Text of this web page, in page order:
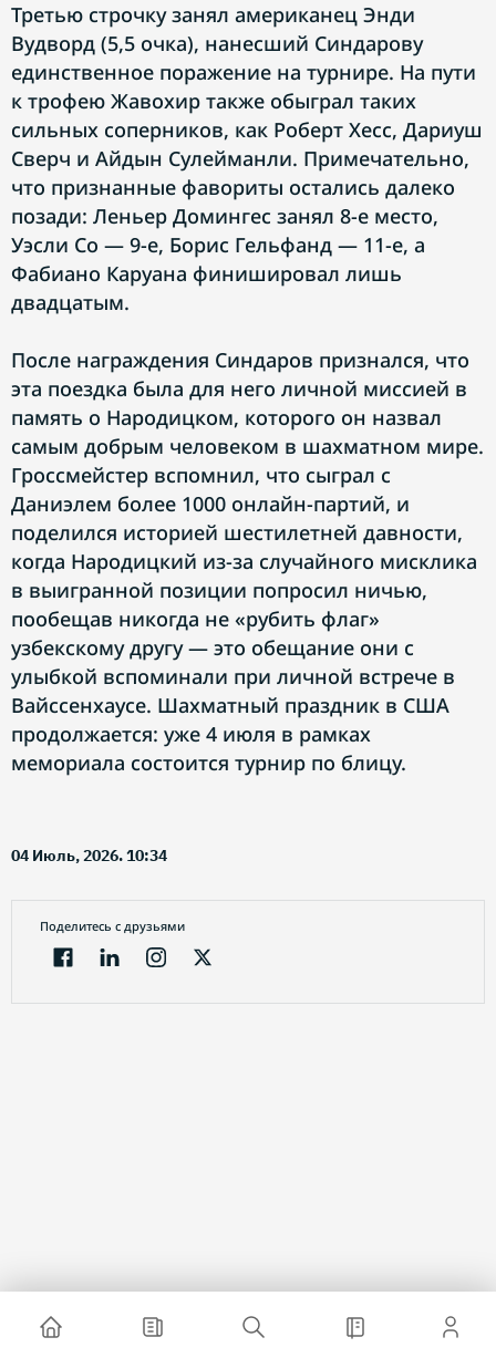
Третью строчку занял американец Энди
Вудворд (5,5 очка), нанесший Синдарову
единственное поражение на турнире. На пути
к трофею Жавохир также обыграл таких
сильных соперников, как Роберт Хесс, Дариуш
Сверч и Айдын Сулейманли. Примечательно,
что признанные фавориты остались далеко
позади: Леньер Домингес занял 8-е место,
Уэсли Со — 9-е, Борис Гельфанд — 11-е, а
Фабиано Каруана финишировал лишь
двадцатым.
После награждения Синдаров признался, что
эта поездка была для него личной миссией в
память о Народицком, которого он назвал
самым добрым человеком в шахматном мире.
Гроссмейстер вспомнил, что сыграл с
Даниэлем более 1000 онлайн-партий, и
поделился историей шестилетней давности,
когда Народицкий из-за случайного мисклика
в выигранной позиции попросил ничью,
пообещав никогда не «рубить флаг»
узбекскому другу — это обещание они с
улыбкой вспоминали при личной встрече в
Вайссенхаусе. Шахматный праздник в США
продолжается: уже 4 июля в рамках
мемориала состоится турнир по блицу.
04 Июль, 2026. 10:34
Поделитесь с друзьями